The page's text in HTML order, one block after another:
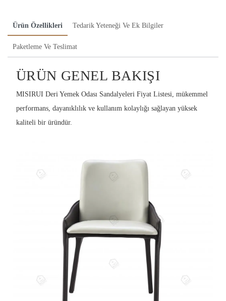
Ürün Özellikleri Tedarik Yeteneği Ve Ek Bilgiler
Paketleme Ve Teslimat
ÜRÜN GENEL BAKIŞI
MISIRUI Deri Yemek Odası Sandalyeleri Fiyat Listesi, mükemmel
performans, dayanıklılık ve kullanım kolaylığı sağlayan yüksek
kaliteli bir üründür.